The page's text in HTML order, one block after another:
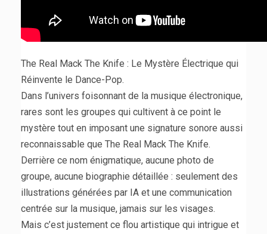
The Real Mack The Knife : Le Mystère Électrique qui
Réinvente le Dance-Pop.
Dans l’univers foisonnant de la musique électronique,
rares sont les groupes qui cultivent à ce point le
mystère tout en imposant une signature sonore aussi
reconnaissable que The Real Mack The Knife.
Derrière ce nom énigmatique, aucune photo de
groupe, aucune biographie détaillée : seulement des
illustrations générées par IA et une communication
centrée sur la musique, jamais sur les visages.
Mais c’est justement ce flou artistique qui intrigue et